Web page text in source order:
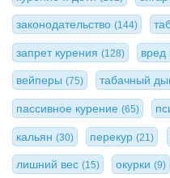
законодательство (144)
запрет курения (128) вред
вейперы (75) табачный
пассивное курение (65)
кальян (30) перекур(21)
лишний вес (15) окурки(9)